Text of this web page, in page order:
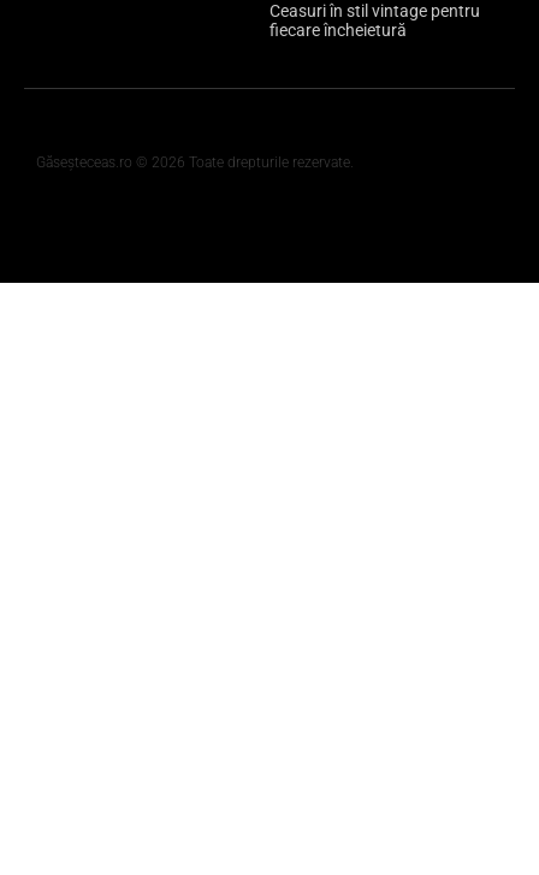
Ceasuri în stil vintage pentru
fiecare încheietură
Găseșteceas.ro © 2026 Toate drepturile rezervate.